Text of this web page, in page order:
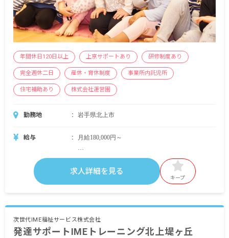
年間休日120日以上 上京サポートあり 研修制度あり
完全週休二日 産休・育休制度 事業所内託児所
住宅補助あり 株式会社運営園
勤務地 岩手県北上市
給与 月給180,000円～
＜別途支給手当＞
■交通費支給 月上限50,000円
■昇給（年1回）
■賞与年3回（6月／12月／3月）2024年実績：全国
求人詳細を見る
キープ
次世代IME福祉サービス株式会社
発達サポートIMEトレーニング北上堤ヶ丘